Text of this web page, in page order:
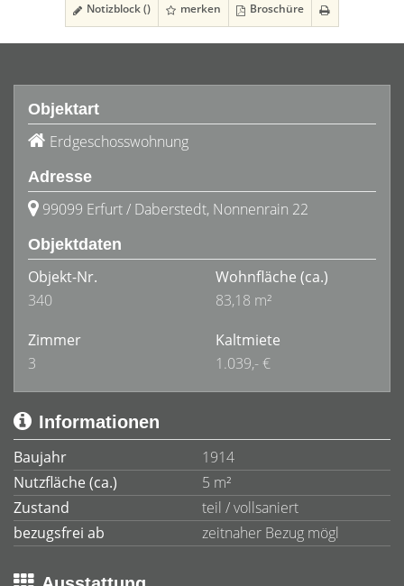
Notizblock () merken Broschüre
Objektart
Erdgeschosswohnung
Adresse
99099 Erfurt / Daberstedt, Nonnenrain 22
Objektdaten
Objekt-Nr.
340
Wohnfläche (ca.)
83,18 m²
Zimmer
3
Kaltmiete
1.039,- €
Informationen
Baujahr
1914
Nutzfläche (ca.)
5 m²
Zustand
teil / vollsaniert
bezugsfrei ab
zeitnaher Bezug mögl